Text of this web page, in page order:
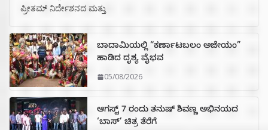
ಪ್ರೀತಮ್ ನಿರ್ದೇಶನದ ಮತ್ತು
ಬಾದಾಮಿಯಲ್ಲಿ “ಕರ್ಣಾಟಬಲಂ ಅಜೇಯಂ”
ಹಾಡಿದ ದೃಶ್ಯ ವೈಭವ
05/08/2026
ಆಗಸ್ಟ್ 7 ರಂದು ತನುಷ್ ಶಿವಣ್ಣ ಅಭಿನಯದ
‘ಬಾಸ್’ ಚಿತ್ರ ತೆರೆಗೆ